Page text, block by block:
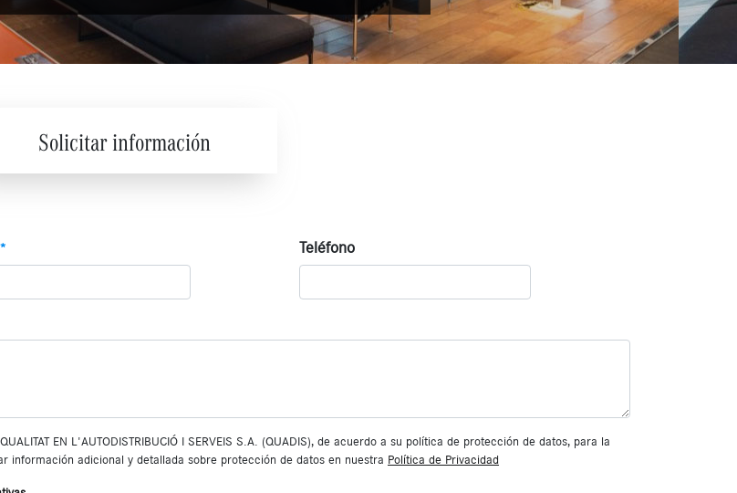
Solicitar información
* Teléfono
EN L'AUTODISTRIBUCIÓ I SERVEIS S.A. (QUADIS), de acuerdo a su política de protección de datos, para la
información adicional y detallada sobre protección de datos en nuestra Política de Privacidad